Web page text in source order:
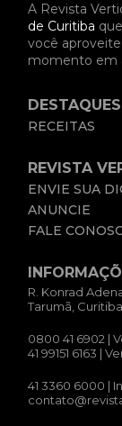
A Revista
de Curitiba
você
momento em
DESTAQUES
RECEITAS
REVISTA
ENVIE SUA
ANUNCIE
FALE
R. Konrad
Tarumã,
0800 41 6902 |
41 99151 6163 |
41 3360 6000 |